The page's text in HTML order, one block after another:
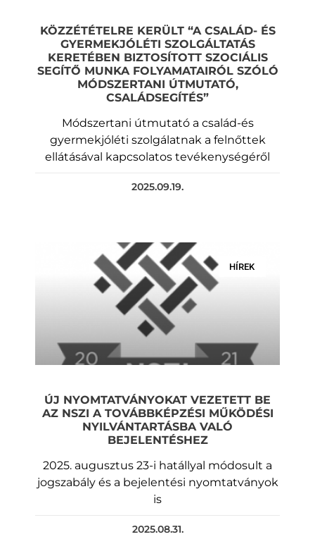
KÖZZÉTÉTELRE KERÜLT “A CSALÁD- ÉS
GYERMEKJÓLÉTI SZOLGÁLTATÁS
KERETÉBEN BIZTOSÍTOTT SZOCIÁLIS
SEGÍTŐ MUNKA FOLYAMATAIRÓL SZÓLÓ
MÓDSZERTANI ÚTMUTATÓ,
CSALÁDSEGÍTÉS”
Módszertani útmutató a család-és
gyermekjóléti szolgálatnak a felnőttek
ellátásával kapcsolatos tevékenységéről
2025.09.19.
HÍREK
ÚJ NYOMTATVÁNYOKAT VEZETETT BE
AZ NSZI A TOVÁBBKÉPZÉSI MŰKÖDÉSI
NYILVÁNTARTÁSBA VALÓ
BEJELENTÉSHEZ
2025. augusztus 23-i hatállyal módosult a
jogszabály és a bejelentési nyomtatványok
is
2025.08.31.